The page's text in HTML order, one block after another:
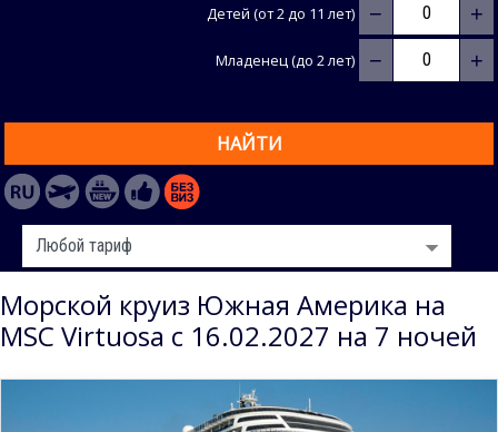
Детей (от 2 до 11 лет) − +
Младенец (до 2 лет) − +
НАЙТИ
Морской круиз Южная Америка на
MSC Virtuosa с 16.02.2027 на 7 ночей